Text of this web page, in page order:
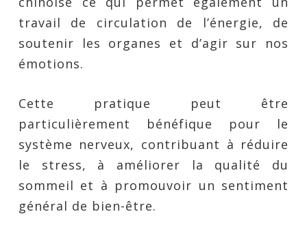
travail de circulation de l’énergie, de
soutenir les organes et d’agir sur nos
émotions.
Cette pratique peut être
particulièrement bénéfique pour le
système nerveux, contribuant à réduire
le stress, à améliorer la qualité du
sommeil et à promouvoir un sentiment
général de bien-être.